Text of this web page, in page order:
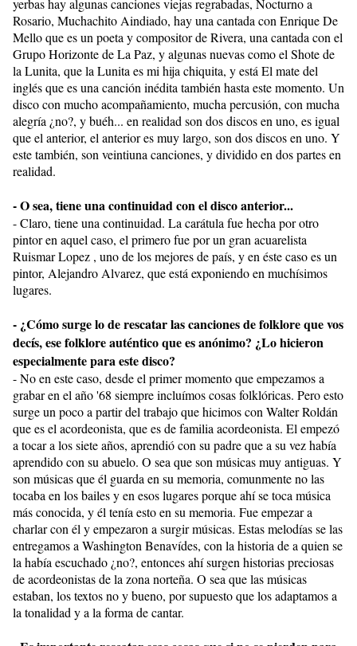
yerbas hay algunas canciones viejas regrabadas, Nocturno a
Rosario, Muchachito Aindiado, hay una cantada con Enrique De
Mello que es un poeta y compositor de Rivera, una cantada con el
Grupo Horizonte de La Paz, y algunas nuevas como el Shote de
la Lunita, que la Lunita es mi hija chiquita, y está El mate del
inglés que es una canción inédita también hasta este momento. Un
disco con mucho acompañamiento, mucha percusión, con mucha
alegría ¿no?, y buéh... en realidad son dos discos en uno, es igual
que el anterior, el anterior es muy largo, son dos discos en uno. Y
este también, son veintiuna canciones, y dividido en dos partes en
realidad.
- O sea, tiene una continuidad con el disco anterior...
- Claro, tiene una continuidad. La carátula fue hecha por otro
pintor en aquel caso, el primero fue por un gran acuarelista
Ruismar Lopez , uno de los mejores de país, y en éste caso es un
pintor, Alejandro Alvarez, que está exponiendo en muchísimos
lugares.
- ¿Cómo surge lo de rescatar las canciones de folklore que vos
decís, ese folklore auténtico que es anónimo? ¿Lo hicieron
especialmente para este disco?
- No en este caso, desde el primer momento que empezamos a
grabar en el año '68 siempre incluímos cosas folklóricas. Pero esto
surge un poco a partir del trabajo que hicimos con Walter Roldán
que es el acordeonista, que es de familia acordeonista. El empezó
a tocar a los siete años, aprendió con su padre que a su vez había
aprendido con su abuelo. O sea que son músicas muy antiguas. Y
son músicas que él guarda en su memoria, comunmente no las
tocaba en los bailes y en esos lugares porque ahí se toca música
más conocida, y él tenía esto en su memoria. Fue empezar a
charlar con él y empezaron a surgir músicas. Estas melodías se las
entregamos a Washington Benavídes, con la historia de a quien se
la había escuchado ¿no?, entonces ahí surgen historias preciosas
de acordeonistas de la zona norteña. O sea que las músicas
estaban, los textos no y bueno, por supuesto que los adaptamos a
la tonalidad y a la forma de cantar.